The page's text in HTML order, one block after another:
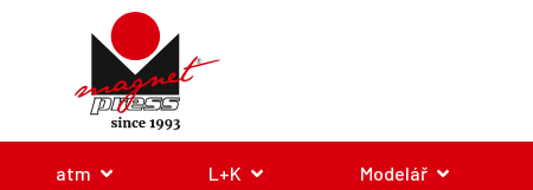
atm L+K Modelář